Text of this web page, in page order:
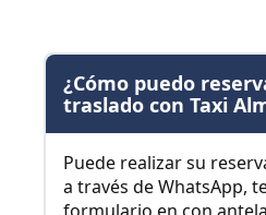
¿Cómo puedo
traslado con Taxi
Puede realizar su
a través de WhatsApp,